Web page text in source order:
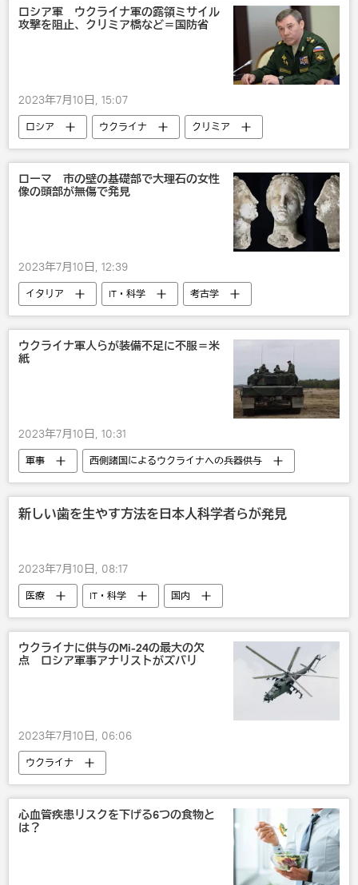
戦争・紛争・対立・外交
カンボジア
西側諸国によるウクライナへの兵器供与
ロシア軍 ウクライナ軍の露領ミサイル
攻撃を阻止、クリミア橋など＝国防省
2023年7月10日, 15:07
ロシア ウクライナ
クリミア
ロシア軍
ロシア国防省
軍事
国際
ローマ 市の壁の基礎部で大理石の女性
像の頭部が無傷で発見
2023年7月10日, 12:39
イタリア IT・科学 考古学
ウクライナ軍人らが装備不足に不服＝米
紙
2023年7月10日, 10:31
軍事
西側諸国によるウクライナへの兵器供与
ウクライナ
ロシア
新しい歯を生やす方法を日本人科学者らが発見
2023年7月10日, 08:17
医療 IT・科学
国内
科学研究
ウクライナに供与のMi-24の最大の欠
点 ロシア軍事アナリストがズバリ
2023年7月10日, 06:06
ウクライナ
西側諸国によるウクライナへの兵器供与
ロシア
ポーランド 軍事
心血管疾患リスクを下げる6つの食物と
は？